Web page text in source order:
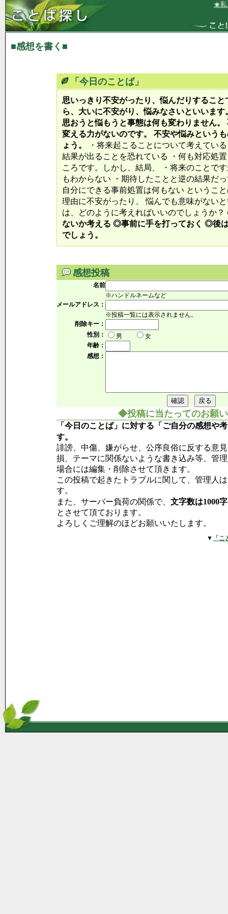
★私は
■感想を書く■
「今日のことば」
思いっきり不安がったり、悩んだりすること
ら、大いに不安がり、悩みなさいといいま
思おうと悩もうと事態は何も変わりません
変える力がないのです。 不安や悩みという
ょう。
・将来起こることについて考えてい
結果が出ることを恐れている ・何も対応処
ころです。しかし、結局、 ・将来のことで
もわからない ・期待したことと逆の結果だ
自分にできる事前処置は何もない というこ
理由に不安がったり、 悩んでも意味がない
は、どのように考えればいいのでしょうか？
ないか考える ◎事前に手を打っておく ◎後
でしょう。
感想投稿
名前
※ハンドルネームなど
メールアドレス：
※投稿一覧には表示されません。
削除キー：
性別：
男
女
年齢：
感想：
◆投稿に当たってのお願
「今日のことば」に対する「ご自分の感想や
す。
誹謗、中傷、嫌がらせ、公序良俗に反する意
損、テーマに関係ないような書き込み等、管
場合には編集・削除させて頂きます。
この投稿で起きたトラブルに関して、管理人
す。
また、サーバー負荷の関係で、 文字数は1000
とさせて頂ております。
よろしくご理解のほどお願いいたします。
▼ 「